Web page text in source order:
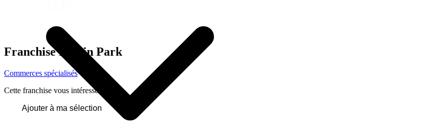
Franchise Full in Park
Commerces spécialisés
Cette franchise vous intéresse ?
Ajouter à ma sélection